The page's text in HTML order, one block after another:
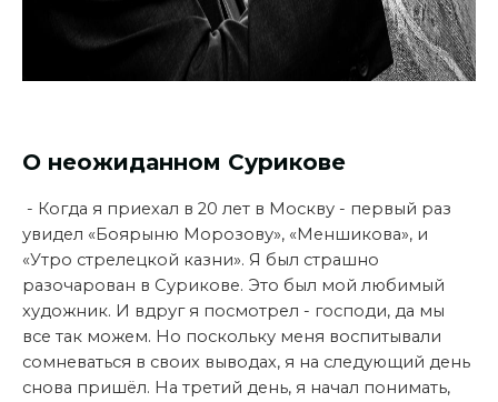
О неожиданном Сурикове
- Когда я приехал в 20 лет в Москву - первый раз
увидел «Боярыню Морозову», «Меншикова», и
«Утро стрелецкой казни». Я был страшно
разочарован в Сурикове. Это был мой любимый
художник. И вдруг я посмотрел - господи, да мы
все так можем. Но поскольку меня воспитывали
сомневаться в своих выводах, я на следующий день
снова пришёл. На третий день, я начал понимать,